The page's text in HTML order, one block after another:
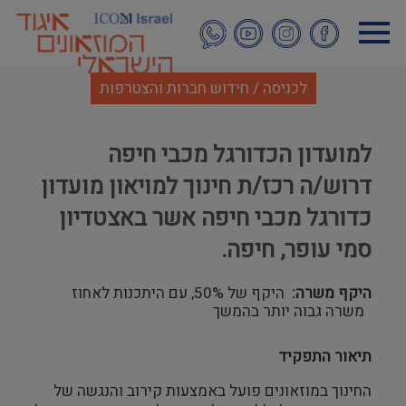
לתוכן
העיקרי
לכניסה / חידוש חברות והצטרפות
למועדון הכדורגל מכבי חיפה
דרוש/ה רכז/ת חינוך למויאון מועדון
כדורגל מכבי חיפה אשר באצטדיון
סמי עופר, חיפה.
היקף משרה
היקף של 50%, עם היתכנות לאחוז
משרה גבוה יותר בהמשך
תיאור התפקיד
החינוך במוזאונים פועל באמצעות קירוב והנגשה של